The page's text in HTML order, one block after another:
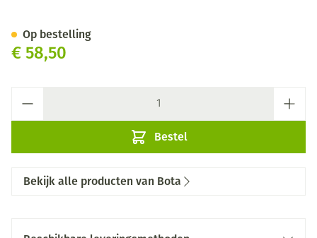
€ 58,50
Bestel
Op bestelling
Bekijk alle producten van Bota